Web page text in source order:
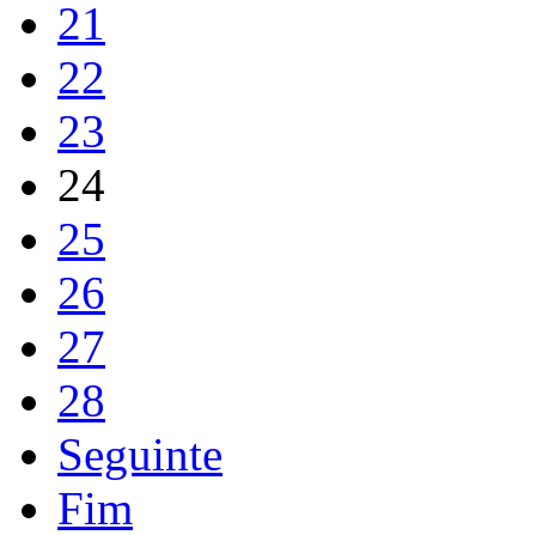
21
22
23
24
25
26
27
28
Seguinte
Fim